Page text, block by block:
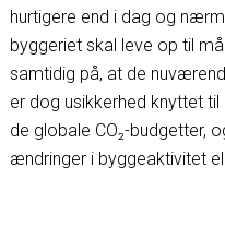
hurtigere end i dag og
byggeriet skal leve op til
samtidig på, at de
er dog usikkerhed knyttet
de globale CO₂-budgetter,
ændringer i byggeaktivitet